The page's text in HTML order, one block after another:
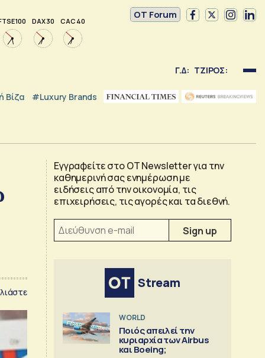
100 DAX 30 CAC 40
OT Forum
Γ.Δ: ΤΖΙΡΟΣ:
Βίζα #luxury Brands
Εγγραφείτε στο OT Newsletter για την
καθημερινή σας ενημέρωση με
ειδήσεις από την οικονομία, τις
επιχειρήσεις, τις αγορές και τα διεθνή.
Stream
WORLD
Ποιός απειλεί την
κυριαρχία των Airbus
και Boeing;